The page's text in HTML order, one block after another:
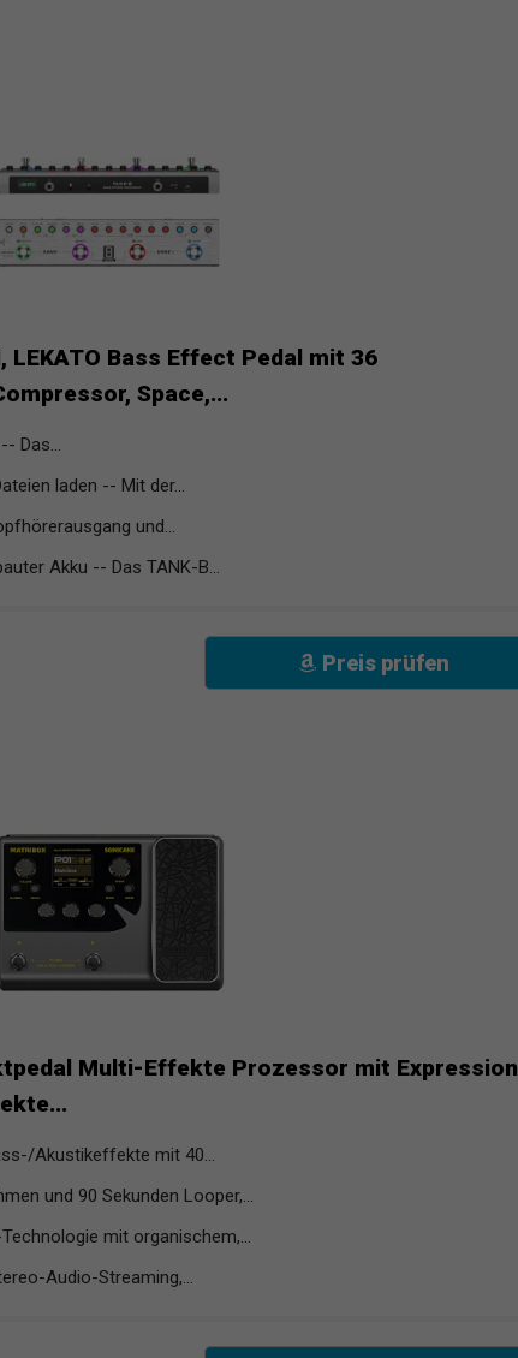
Bass Effect Pedal mit 36
Space,...
Das...
laden -- Mit der...
und...
Akku -- Das TANK-B...
Preis prüfen
Multi-Effekte Prozessor mit Expression
Akustikeffekte mit 40...
und 90 Sekunden Looper,...
mit organischem,...
Audio-Streaming,...